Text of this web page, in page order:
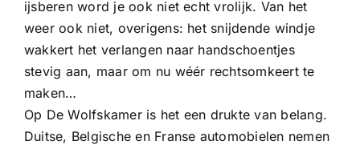
ijsberen word je ook niet echt vrolijk. Van het
weer ook niet, overigens: het snijdende windje
wakkert het verlangen naar handschoentjes
stevig aan, maar om nu wéér rechtsomkeert te
maken…
Op De Wolfskamer is het een drukte van belang.
Duitse, Belgische en Franse automobielen nemen